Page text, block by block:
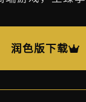
润色版下载